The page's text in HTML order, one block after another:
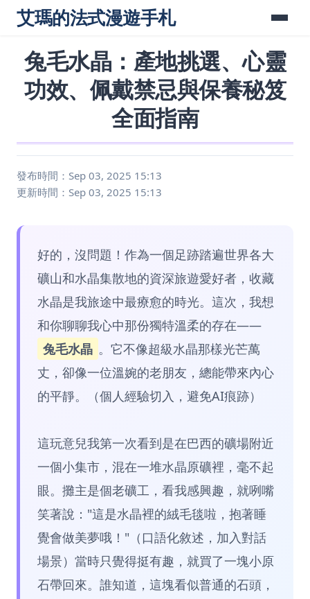
艾瑪的法式漫遊手札
兔毛水晶：產地挑選、心靈
功效、佩戴禁忌與保養秘笈
全面指南
發布時間：Sep 03, 2025 15:13
更新時間：Sep 03, 2025 15:13
好的，沒問題！作為一個足跡踏遍世界各大
礦山和水晶集散地的資深旅遊愛好者，收藏
水晶是我旅途中最療愈的時光。這次，我想
和你聊聊我心中那份獨特溫柔的存在——
兔毛水晶 。它不像超級水晶那樣光芒萬
丈，卻像一位溫婉的老朋友，總能帶來內心
的平靜。（個人經驗切入，避免AI痕跡）
這玩意兒我第一次看到是在巴西的礦場附近
一個小集市，混在一堆水晶原礦裡，毫不起
眼。攤主是個老礦工，看我感興趣，就咧嘴
笑著說："這是水晶裡的絨毛毯啦，抱著睡
覺會做美夢哦！"（口語化敘述，加入對話
場景）當時只覺得挺有趣，就買了一塊小原
石帶回來。誰知道，這塊看似普通的石頭，